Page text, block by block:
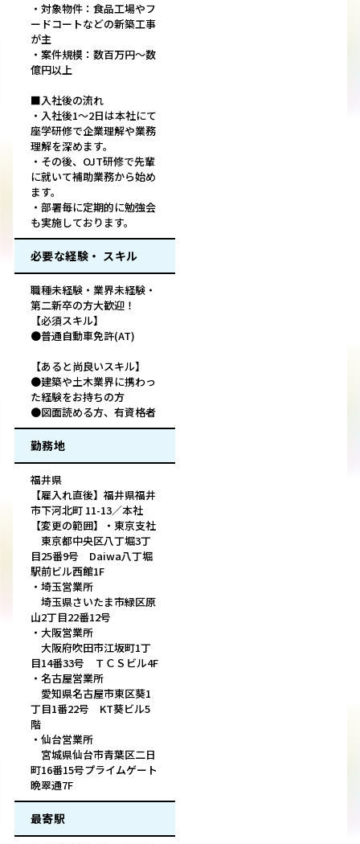
・対象物件：食品工場やフ
ードコートなどの新築工事
が主
・案件規模：数百万円～数
億円以上
■入社後の流れ
・入社後1～2日は本社にて
座学研修で企業理解や業務
理解を深めます。
・その後、OJT研修で先輩
に就いて補助業務から始め
ます。
・部署毎に定期的に勉強会
も実施しております。
必要な経験・ スキル
職種未経験・業界未経験・
第二新卒の方大歓迎！
【必須スキル】
●普通自動車免許(AT)
【あると尚良いスキル】
●建築や土木業界に携わっ
た経験をお持ちの方
●図面読める方、有資格者
勤務地
福井県
【雇入れ直後】福井県福井
市下河北町 11-13／本社
【変更の範囲】・東京支社
東京都中央区八丁堀3丁
目25番9号 Daiwa八丁堀
駅前ビル西館1F
・埼玉営業所
埼玉県さいたま市緑区原
山2丁目22番12号
・大阪営業所
大阪府吹田市江坂町1丁
目14番33号 ＴＣＳビル4F
・名古屋営業所
愛知県名古屋市東区葵1
丁目1番22号 KT葵ビル5
階
・仙台営業所
宮城県仙台市青葉区二日
町16番15号プライムゲート
晩翠通7F
最寄駅